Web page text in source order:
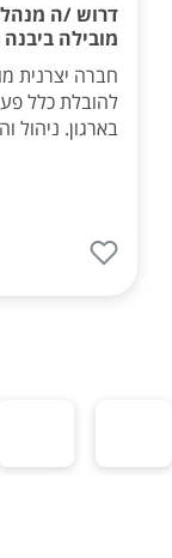
דרוש /ה
מובילה
חברה יצרנית
להובלת כלל
בארגון. ניהול